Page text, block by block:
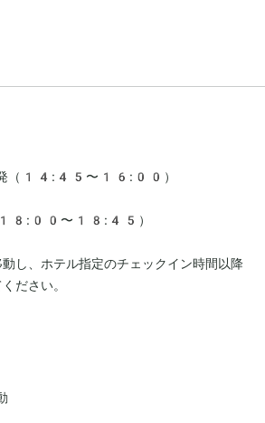
発（14:45〜16:00）
18:00〜18:45）
し、ホテル指定のチェックイン時間以降
ださい。